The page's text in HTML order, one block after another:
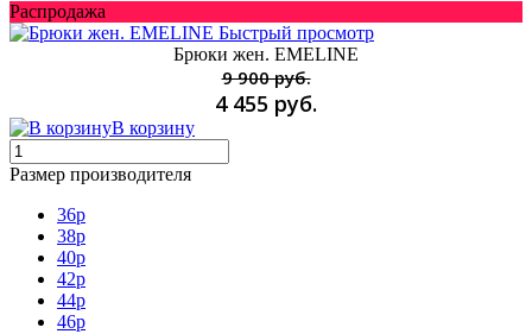
Распродажа
Быстрый просмотр
Брюки жен. EMELINE
9 900 руб.
4 455 руб.
В корзину
Размер производителя
36p
38p
40p
42p
44p
46p